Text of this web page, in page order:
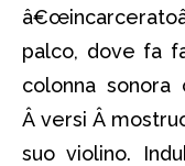
palco, dove fa
colonna
Â versi Â
suo violino.